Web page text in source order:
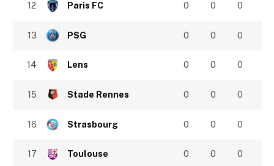
12 Paris FC 0 0 0
13 PSG 0 0 0
14 Lens 0 0 0
15 Stade Rennes 0 0 0
16 Strasbourg 0 0 0
17 Toulouse 0 0 0